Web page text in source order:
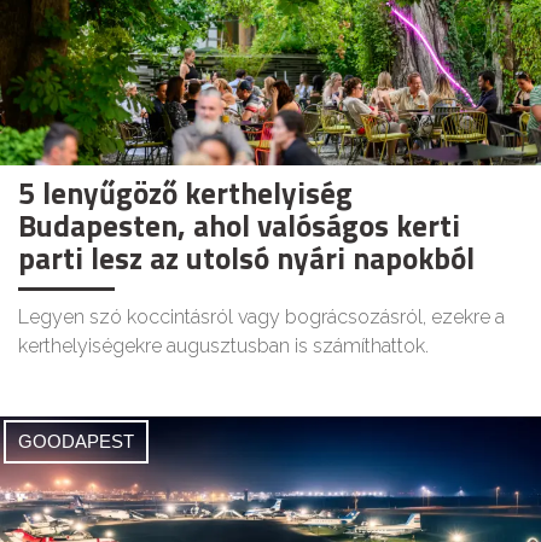
5 lenyűgöző kerthelyiség
Budapesten, ahol valóságos kerti
parti lesz az utolsó nyári napokból
Legyen szó koccintásról vagy bográcsozásról, ezekre a
kerthelyiségekre augusztusban is számíthattok.
GOODAPEST